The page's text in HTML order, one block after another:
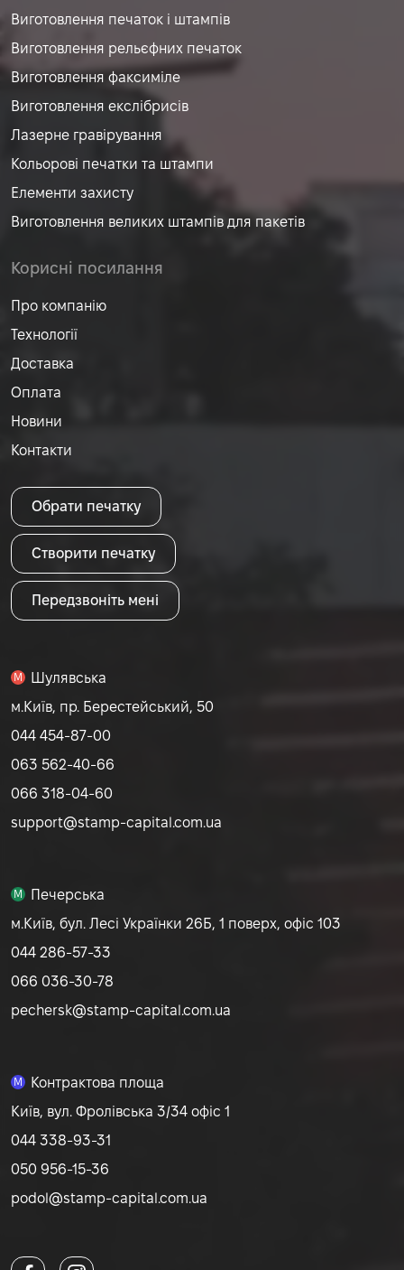
Виготовлення печаток і штампів
Виготовлення рельєфних печаток
Виготовлення факсиміле
Виготовлення екслібрисів
Лазерне гравірування
Кольорові печатки та штампи
Елементи захисту
Виготовлення великих штампів для пакетів
Корисні посилання
Про компанію
Технології
Доставка
Оплата
Новини
Контакти
Обрати печатку
Створити печатку
Передзвоніть мені
M
Шулявська
м.Київ, пр. Берестейський, 50
044 454-87-00
063 562-40-66
066 318-04-60
support@stamp-capital.com.ua
M
Печерська
м.Київ, бул. Лесі Українки 26Б, 1 поверх, офіс 103
044 286-57-33
066 036-30-78
pechersk@stamp-capital.com.ua
M
Контрактова площа
Київ, вул. Фролівська 3/34 офіс 1
044 338-93-31
050 956-15-36
podol@stamp-capital.com.ua